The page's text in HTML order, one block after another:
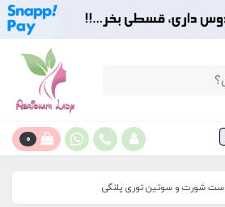
0
ست شورت و‌ سوتین توری پلنگی